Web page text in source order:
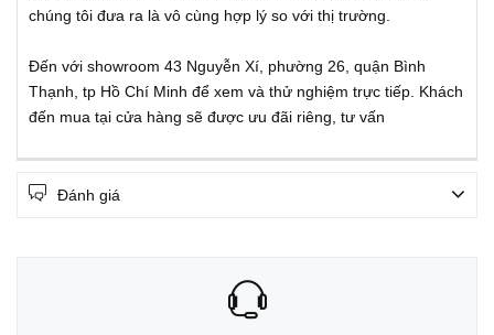
chúng tôi đưa ra là vô cùng hợp lý so với thị trường.
Đến với showroom 43 Nguyễn Xí, phường 26, quận Bình
Thạnh, tp Hồ Chí Minh để xem và thử nghiệm trực tiếp. Khách
đến mua tại cửa hàng sẽ được ưu đãi riêng, tư vấn
Đánh giá